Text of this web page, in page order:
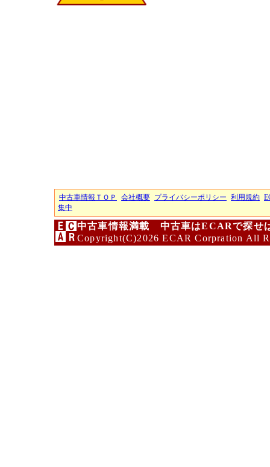
中古車情報ＴＯＰ 会社概要 プライバシーポリシー 利用規約
集中
中古車情報満載 中古車はECARで探せ
Copyright(C)2026 ECAR Corpration All